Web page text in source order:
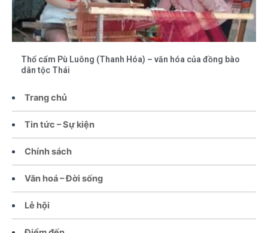
Trang chủ
Tin tức – Sự kiện
Chính sách
Văn hoá – Đời sống
Lễ hội
Thổ cẩm Pù Luông (Thanh Hóa) – văn hóa của đồng bào
dân tộc Thái